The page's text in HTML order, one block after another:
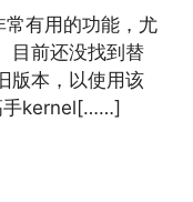
常有用的功能，尤
目前还没找到替
版本，以使用该
手kernel[……]